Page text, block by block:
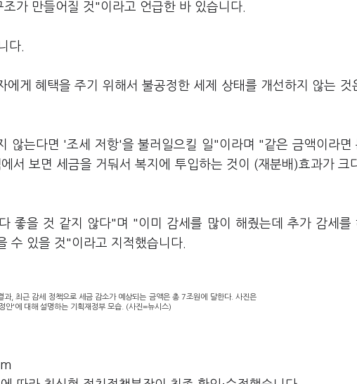
가 만들어질 것"이라고 언급한 바 있습니다.
다.
게 혜택을 주기 위해서 불공정한 세제 상태를 개선하지 않는 것
않는다면 '조세 저항'을 불러일으킬 일"이라며 "같은 금액이라면
서 보면 세금을 거둬서 복지에 투입하는 것이 (재분배)효과가 크
좋을 것 같지 않다"며 "이미 감세를 많이 해줬는데 추가 감세를
수 있을 것"이라고 지적했습니다.
, 최근 감세 정책으로 세금 감소가 예상되는 금액은 총 7조원에 달한다. 사진은
안'에 대해 설명하는 기획재정부 모습. (사진=뉴시스)